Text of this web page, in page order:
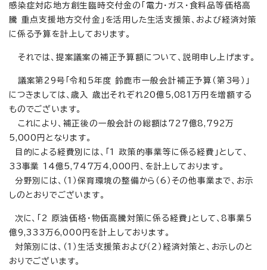
感染症対応地方創生臨時交付金の「電力・ガス・食料品等価格高
騰 重点支援地方交付金」を活用した生活支援策、および経済対策
に係る予算を計上しております。
それでは、提案議案の補正予算額について、説明申し上げます。
議案第29号「令和5年度 鈴鹿市一般会計補正予算（第3号）」
につきましては、歳入 歳出それぞれ20億5,081万円を増額する
ものでございます。
これにより、補正後の一般会計の総額は727億8,792万
5,000円となります。
目的による経費別には、「1 政策的事業等に係る経費」として、
33事業 14億5,747万4,000円、を計上しております。
分野別には、（1）保育環境の整備から（6）その他事業まで、お示
しのとおりでございます。
次に、「2 原油価格・物価高騰対策に係る経費」として、8事業5
億9,333万6,000円を計上しております。
対策別には、（1）生活支援策および（2）経済対策と、お示しのと
おりでございます。